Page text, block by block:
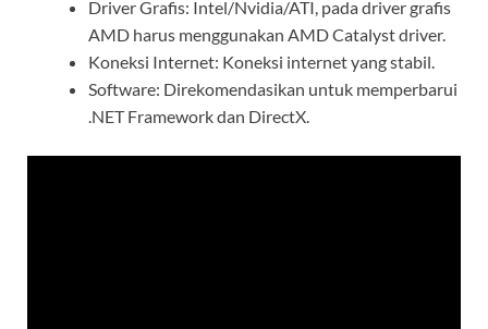
Driver Grafis: Intel/Nvidia/ATI, pada driver grafis
AMD harus menggunakan AMD Catalyst driver.
Koneksi Internet: Koneksi internet yang stabil.
Software: Direkomendasikan untuk memperbarui
.NET Framework dan DirectX.